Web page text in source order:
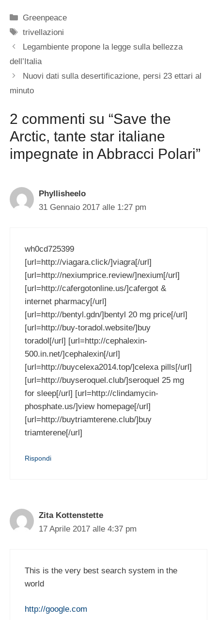
Categorie
Greenpeace
Tag
trivellazioni
Legambiente propone la legge sulla bellezza
dell’Italia
Nuovi dati sulla desertificazione, persi 23 ettari al
minuto
2 commenti su “Save the
Arctic, tante star italiane
impegnate in Abbracci Polari”
Phyllisheelo
31 Gennaio 2017 alle 1:27 pm
wh0cd725399
[url=http://viagara.click/]viagra[/url]
[url=http://nexiumprice.review/]nexium[/url]
[url=http://cafergotonline.us/]cafergot &
internet pharmacy[/url]
[url=http://bentyl.gdn/]bentyl 20 mg price[/url]
[url=http://buy-toradol.website/]buy
toradol[/url] [url=http://cephalexin-
500.in.net/]cephalexin[/url]
[url=http://buycelexa2014.top/]celexa pills[/url]
[url=http://buyseroquel.club/]seroquel 25 mg
for sleep[/url] [url=http://clindamycin-
phosphate.us/]view homepage[/url]
[url=http://buytriamterene.club/]buy
triamterene[/url]
Rispondi
Zita Kottenstette
17 Aprile 2017 alle 4:37 pm
This is the very best search system in the
world
http://google.com